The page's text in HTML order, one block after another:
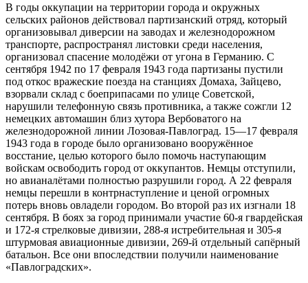
В годы оккупации на территории города и окружных
сельских районов действовал партизанский отряд, который
организовывал диверсии на заводах и железнодорожном
транспорте, распространял листовки среди населения,
организовал спасение молодёжи от угона в Германию. С
сентября 1942 по 17 февраля 1943 года партизаны пустили
под откос вражеские поезда на станциях Домаха, Зайцево,
взорвали склад с боеприпасами по улице Советской,
нарушили телефонную связь противника, а также сожгли 12
немецких автомашин близ хутора Вербоватого на
железнодорожной линии Лозовая-Павлоград. 15—17 февраля
1943 года в городе было организовано вооружённое
восстание, целью которого было помочь наступающим
войскам освободить город от оккупантов. Немцы отступили,
но авианалётами полностью разрушили город. А 22 февраля
немцы перешли в контрнаступление и ценой огромных
потерь вновь овладели городом. Во второй раз их изгнали 18
сентября. В боях за город принимали участие 60-я гвардейская
и 172-я стрелковые дивизии, 288-я истребительная и 305-я
штурмовая авиационные дивизии, 269-й отдельный сапёрный
батальон. Все они впоследствии получили наименование
«Павлоградских».